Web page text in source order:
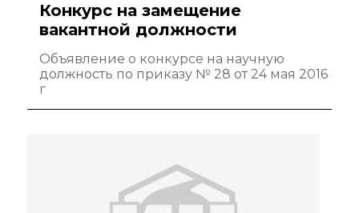
Конкурс на замещение
вакантной должности
Объявление о конкурсе на научную
должность по приказу № 28 от 24 мая 2016
г